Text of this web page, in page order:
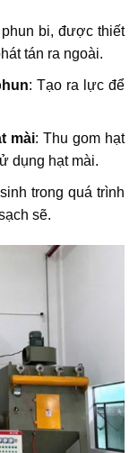
bi, được thiết
tán ra ngoài.​
: Tạo ra lực để
mài: Thu gom hạt
dụng hạt mài.
trong quá trình
sẽ.​